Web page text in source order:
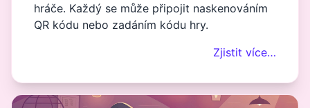
hráče. Každý se může připojit naskenováním
QR kódu nebo zadáním kódu hry.
Zjistit více…